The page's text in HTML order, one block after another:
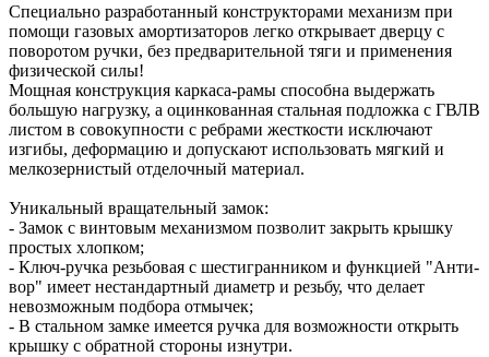
Специально разработанный конструкторами механизм при
помощи газовых амортизаторов легко открывает дверцу с
поворотом ручки, без предварительной тяги и применения
физической силы!
Мощная конструкция каркаса-рамы способна выдержать
большую нагрузку, а оцинкованная стальная подложка с ГВЛВ
листом в совокупности с ребрами жесткости исключают
изгибы, деформацию и допускают использовать мягкий и
мелкозернистый отделочный материал.
Уникальный вращательный замок:
- Замок с винтовым механизмом позволит закрыть крышку
простых хлопком;
- Ключ-ручка резьбовая с шестигранником и функцией "Анти-
вор" имеет нестандартный диаметр и резьбу, что делает
невозможным подбора отмычек;
- В стальном замке имеется ручка для возможности открыть
крышку с обратной стороны изнутри.